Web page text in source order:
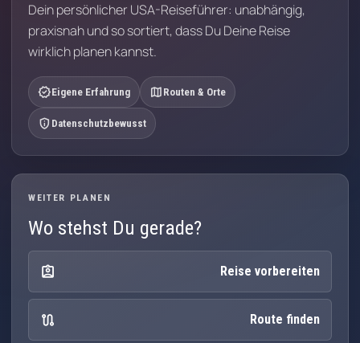
Dein persönlicher USA-Reiseführer: unabhängig,
praxisnah und so sortiert, dass Du Deine Reise
wirklich planen kannst.
verifiedEigene Erfahrung map Routen & Orte
privacy_tip Datenschutzbewusst
WEITER PLANEN
Wo stehst Du gerade?
assignment_ind Reise vorbereiten
route Route finden